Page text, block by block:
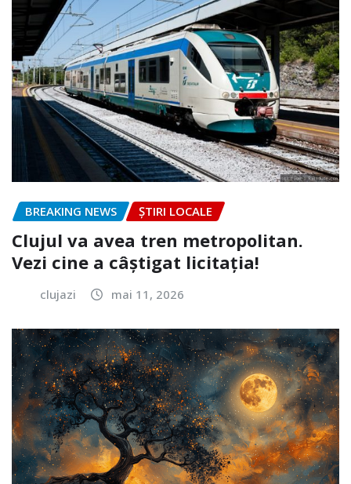
BREAKING NEWS ȘTIRI LOCALE
Clujul va avea tren metropolitan.
Vezi cine a câștigat licitația!
clujazi mai 11, 2026